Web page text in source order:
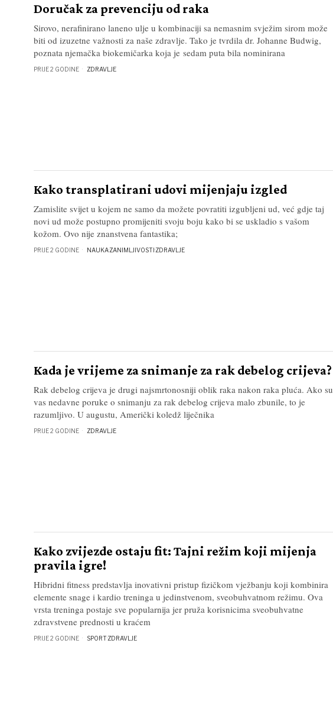
Doručak za prevenciju od raka
Sirovo, nerafinirano laneno ulje u kombinaciji sa nemasnim svježim sirom može
biti od izuzetne važnosti za naše zdravlje. Tako je tvrdila dr. Johanne Budwig,
poznata njemačka biokemičarka koja je sedam puta bila nominirana
PRIJE 2 GODINE ZDRAVLJE
Kako transplatirani udovi mijenjaju izgled
Zamislite svijet u kojem ne samo da možete povratiti izgubljeni ud, već gdje taj
novi ud može postupno promijeniti svoju boju kako bi se uskladio s vašom
kožom. Ovo nije znanstvena fantastika;
PRIJE 2 GODINE NAUKA·ZANIMLJIVOSTI·ZDRAVLJE
Kada je vrijeme za snimanje za rak debelog crijeva?
Rak debelog crijeva je drugi najsmrtonosniji oblik raka nakon raka pluća. Ako su
vas nedavne poruke o snimanju za rak debelog crijeva malo zbunile, to je
razumljivo. U augustu, Američki koledž liječnika
PRIJE 2 GODINE ZDRAVLJE
Kako zvijezde ostaju fit: Tajni režim koji mijenja
pravila igre!
Hibridni fitness predstavlja inovativni pristup fizičkom vježbanju koji kombinira
elemente snage i kardio treninga u jedinstvenom, sveobuhvatnom režimu. Ova
vrsta treninga postaje sve popularnija jer pruža korisnicima sveobuhvatne
zdravstvene prednosti u kraćem
PRIJE 2 GODINE SPORT·ZDRAVLJE